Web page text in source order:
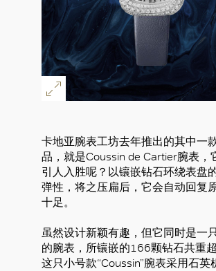
卡地亚腕表工坊去年推出的其中一
品，就是Coussin de Cartier腕表，
引人入胜呢？以镶嵌钻石环绕表盘
弹性，将之压扁后，它会自动回复
十足。
虽然设计新颖有趣，但它同时是一
的腕表，所镶嵌的166颗钻石共重超
这只小号款“Coussin”腕表采用石英
好